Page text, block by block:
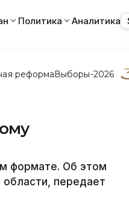
Политика Аналитика
реформаВыборы-2026
формате. Об этом
передает